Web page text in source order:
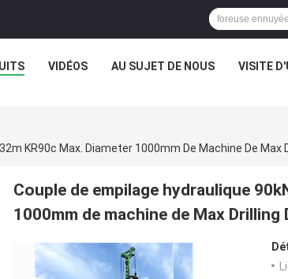
VIDÉOS AU SUJET DE NOUS VISITE
KR90c Max. Diameter 1000mm De Machine De Max
Couple de empilage hydraulique
1000mm de machine de Max